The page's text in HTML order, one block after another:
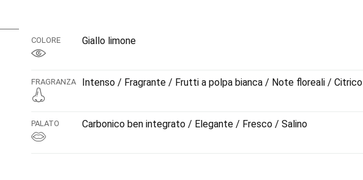
COLORE Giallo limone
FRAGRANZA Intenso / Fragrante / Frutti a polpa bianca / Note floreali / Citrico
PALATO Carbonico ben integrato / Elegante / Fresco / Salino